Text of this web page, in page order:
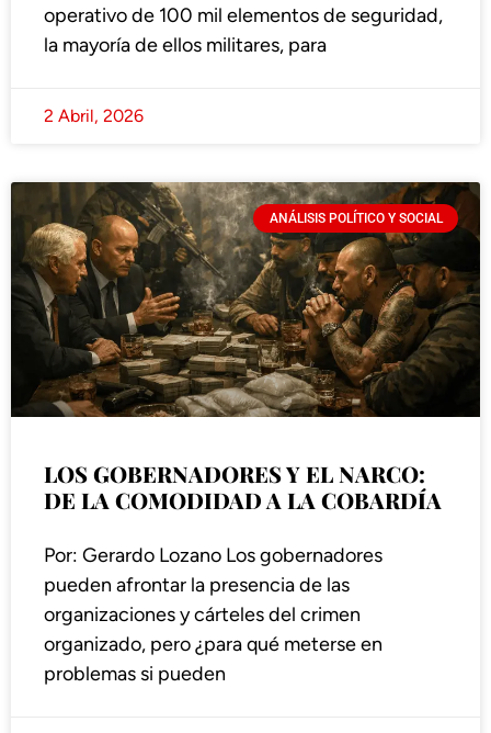
operativo de 100 mil elementos de seguridad,
la mayoría de ellos militares, para
2 Abril, 2026
ANÁLISIS POLÍTICO Y SOCIAL
LOS GOBERNADORES Y EL NARCO:
DE LA COMODIDAD A LA COBARDÍA
Por: Gerardo Lozano Los gobernadores
pueden afrontar la presencia de las
organizaciones y cárteles del crimen
organizado, pero ¿para qué meterse en
problemas si pueden